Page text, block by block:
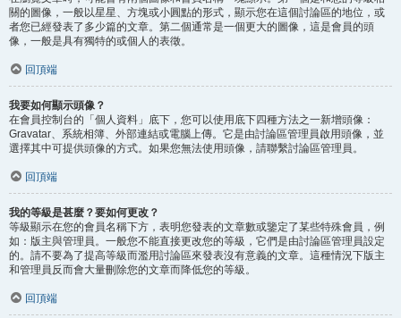
關的圖像，一般以星星、方塊或小圓點的形式，顯示您在這個討論區的地位，或
者您已經發表了多少篇的文章。第二個通常是一個更大的圖像，這是會員的頭
像，一般是具有獨特的或個人的表徵。
回頂端
我要如何顯示頭像？
在會員控制台的「個人資料」底下，您可以使用底下四種方法之一新增頭像：
Gravatar、系統相簿、外部連結或電腦上傳。它是由討論區管理員啟用頭像，並
選擇其中可提供頭像的方式。如果您無法使用頭像，請聯繫討論區管理員。
回頂端
我的等級是甚麼？要如何更改？
等級顯示在您的會員名稱下方，表明您發表的文章數或鑒定了某些特殊會員，例
如：版主與管理員。一般您不能直接更改您的等級，它們是由討論區管理員設定
的。請不要為了提高等級而濫用討論區來發表沒有意義的文章。這種情況下版主
和管理員反而會大量刪除您的文章而降低您的等級。
回頂端